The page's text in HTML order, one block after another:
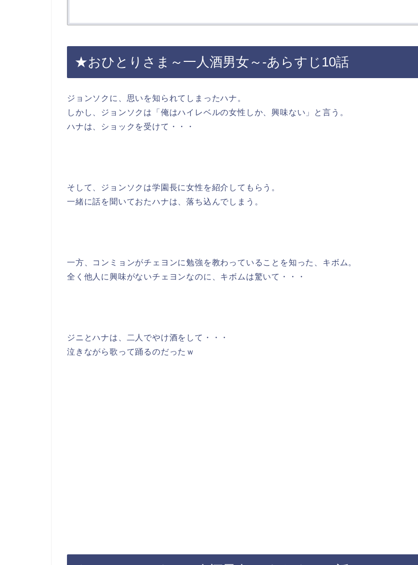
★おひとりさま～一人酒男女～-あらすじ10話
ジョンソクに、思いを知られてしまったハナ。
しかし、ジョンソクは「俺はハイレベルの女性しか、興味ない」と言う。
ハナは、ショックを受けて・・・
そして、ジョンソクは学園長に女性を紹介してもらう。
一緒に話を聞いておたハナは、落ち込んでしまう。
一方、コンミョンがチェヨンに勉強を教わっていることを知った、キボム。
全く他人に興味がないチェヨンなのに、キボムは驚いて・・・
ジニとハナは、二人でやけ酒をして・・・
泣きながら歌って踊るのだったｗ